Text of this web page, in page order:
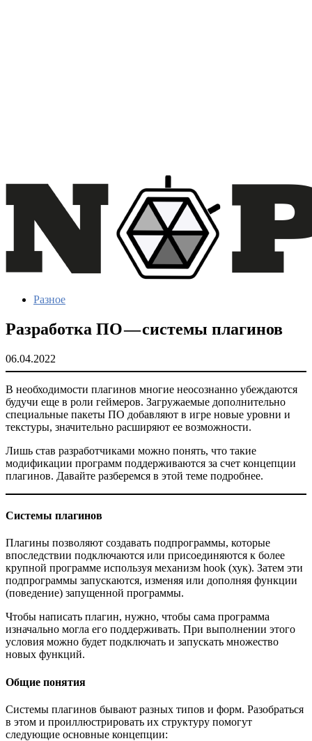
Разное
Разработка ПО — системы плагинов
06.04.2022
В необходимости плагинов многие неосознанно убеждаются
будучи еще в роли геймеров. Загружаемые дополнительно
специальные пакеты ПО добавляют в игре новые уровни и
текстуры, значительно расширяют ее возможности.
Лишь став разработчиками можно понять, что такие
модификации программ поддерживаются за счет концепции
плагинов. Давайте разберемся в этой теме подробнее.
Системы плагинов
Плагины позволяют создавать подпрограммы, которые
впоследствии подключаются или присоединяются к более
крупной программе используя механизм hook (хук). Затем эти
подпрограммы запускаются, изменяя или дополняя функции
(поведение) запущенной программы.
Чтобы написать плагин, нужно, чтобы сама программа
изначально могла его поддерживать. При выполнении этого
условия можно будет подключать и запускать множество
новых функций.
Общие понятия
Системы плагинов бывают разных типов и форм. Разобраться
в этом и проиллюстрировать их структуру помогут
следующие основные концепции: